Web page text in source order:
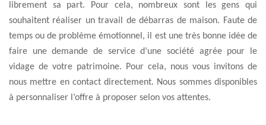
librement sa part. Pour cela, nombreux sont les gens qui
souhaitent réaliser un travail de débarras de maison. Faute de
temps ou de problème émotionnel, il est une très bonne idée de
faire une demande de service d’une société agrée pour le
vidage de votre patrimoine. Pour cela, nous vous invitons de
nous mettre en contact directement. Nous sommes disponibles
à personnaliser l’offre à proposer selon vos attentes.